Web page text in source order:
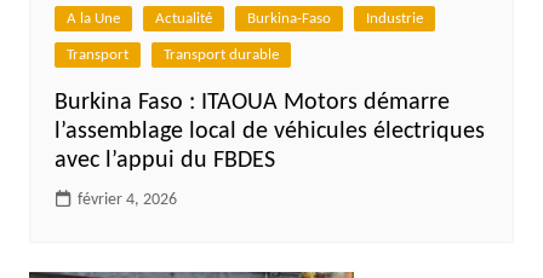
A la Une Actualité Burkina-Faso Industrie
Transport Transport durable
Burkina Faso : ITAOUA Motors démarre
l’assemblage local de véhicules électriques
avec l’appui du FBDES
février 4, 2026